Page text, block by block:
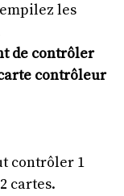
les
de contrôler
contrôleur
contrôler 1
cartes.